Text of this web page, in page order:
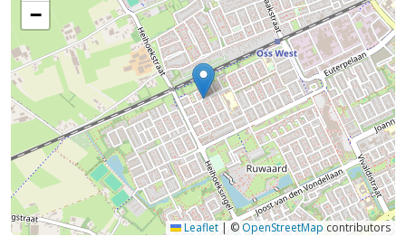
−
Leaflet | ©OpenStreetMap contributors